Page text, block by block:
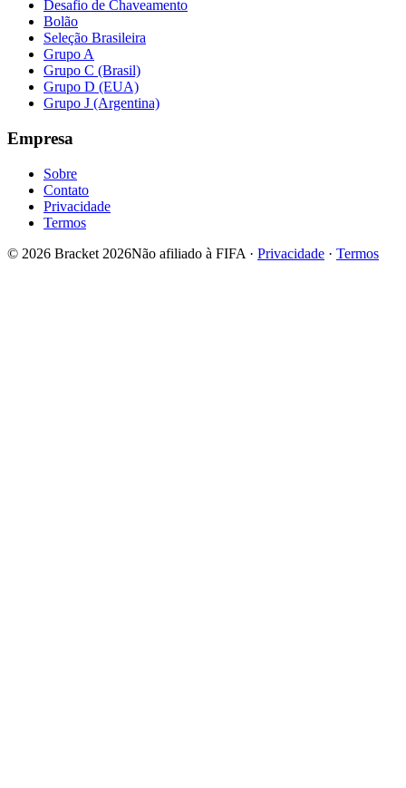
Desafio de Chaveamento
Bolão
Seleção Brasileira
Grupo A
Grupo C (Brasil)
Grupo D (EUA)
Grupo J (Argentina)
Empresa
Sobre
Contato
Privacidade
Termos
© 2026 Bracket 2026Não afiliado à FIFA · Privacidade · Termos